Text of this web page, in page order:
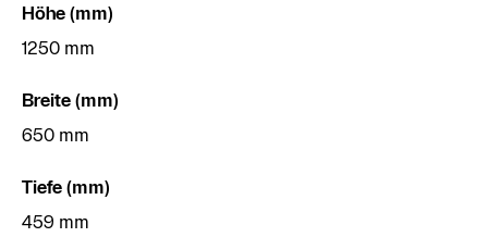
Höhe (mm)
1250 mm
Breite (mm)
650 mm
Tiefe (mm)
459 mm